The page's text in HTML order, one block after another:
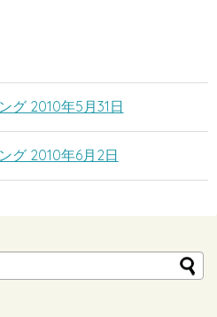
グ 2010年5月31日
グ 2010年6月2日